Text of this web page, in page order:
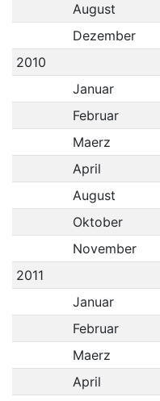
August
Dezember
2010
Januar
Februar
Maerz
April
August
Oktober
November
2011
Januar
Februar
Maerz
April